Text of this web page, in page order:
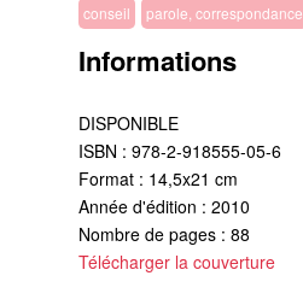
conseil
parole, correspondance
Informations
DISPONIBLE
ISBN : 978-2-918555-05-6
Format : 14,5x21 cm
Année d'édition : 2010
Nombre de pages : 88
Télécharger la couverture